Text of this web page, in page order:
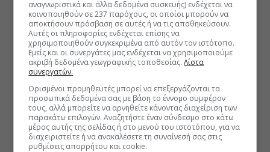
αναγνωριστικά και άλλα δεδομένα συσκευής) ενδέχεται να
κοινοποιηθούν σε 237 παρόχους, οι οποίοι μπορούν να
αποκτήσουν πρόσβαση σε αυτές ή να τις αποθηκεύσουν.
Αυτές οι πληροφορίες ενδέχεται επίσης να
χρησιμοποιηθούν συγκεκριμένα από αυτόν τον ιστότοπο.
Εμείς και οι συνεργάτες μας ενδέχεται να χρησιμοποιούμε
ακριβή δεδομένα γεωγραφικής τοποθεσίας.Λίστα
συνεργατών.
Ορισμένοι προμηθευτές μπορεί να επεξεργάζονται τα
προσωπικά δεδομένα σας με βάση το έννομο συμφέρον
τους, αλλά μπορείτε να αρνηθείτε κάνοντας διαχείριση των
παρακάτω επιλογών. Αναζητήστε έναν σύνδεσμο στο κάτω
μέρος αυτής της σελίδας ή στο μενού του ιστοτόπου, για να
διαχειριστείτε ή να ανακαλέσετε τη συναίνεσή σας στις
ρυθμίσεις απορρήτου και cookie.